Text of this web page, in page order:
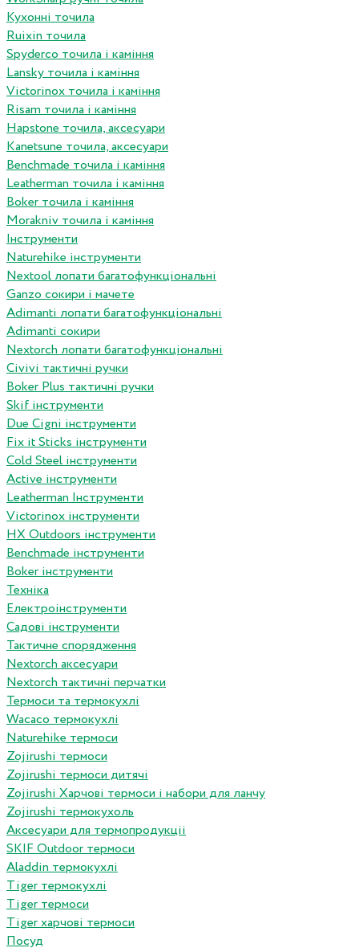
Кухонні точила
Ruixin точила
Spyderco точила і каміння
Lansky точила і каміння
Victorinox точила і каміння
Risam точила і каміння
Hapstone точила, аксесуари
Kanetsune точила, аксесуари
Benchmade точила і каміння
Leatherman точила і каміння
Boker точила і каміння
Morakniv точила і каміння
Інструменти
Naturehike інструменти
Nextool лопати багатофункціональні
Ganzo сокири і мачете
Adimanti лопати багатофункціональні
Adimanti сокири
Nextorch лопати багатофункціональні
Сivivi тактичні ручки
Boker Plus тактичні ручки
Skif інструменти
Due Cigni інструменти
Fix it Sticks інструменти
Сold Steel інструменти
Active інструменти
Leatherman Інструменти
Victorinox інструменти
HX Outdoors інструменти
Benchmade інструменти
Boker інструменти
Техніка
Електроінструменти
Садові інструменти
Тактичне спорядження
Nextorch аксесуари
Nextorch тактичні перчатки
Термоси та термокухлі
Wacaco термокухлі
Naturehike термоси
Zojirushi термоси
Zojirushi термоси дитячі
Zojirushi Харчові термоси і набори для ланчу
Zojirushi термокухоль
Аксесуари для термопродукціі
SKIF Outdoor термоси
Aladdin термокухлі
Tiger термокухлі
Tiger термоси
Tiger харчові термоси
Посуд